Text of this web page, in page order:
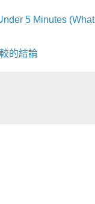
5 Minutes
的結論